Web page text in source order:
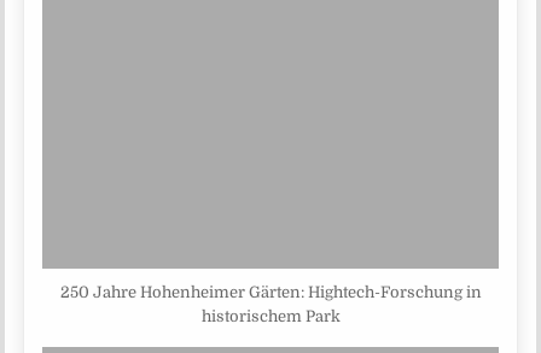
250 Jahre Hohenheimer Gärten: Hightech-Forschung in
historischem Park